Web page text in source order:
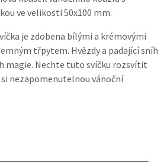
ve velikosti 50x100 mm.
je zdobena bílými a krémovými
třpytem. Hvězdy a padající sníh
magie. Nechte tuto svíčku rozsvítit
nezapomenutelnou vánoční